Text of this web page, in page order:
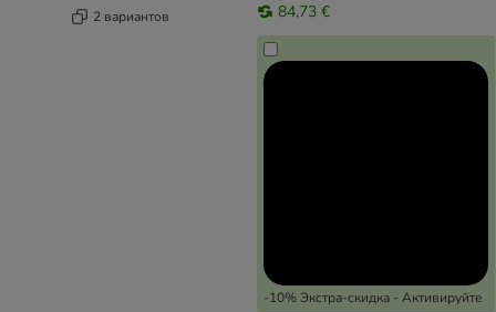
2 вариантов 84,73 €
-10% Экстра-скидка - Активируйте